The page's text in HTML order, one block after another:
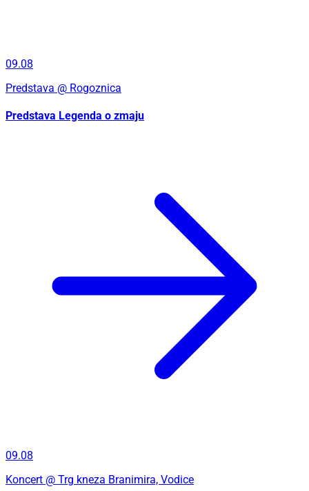
09.08
Predstava @ Rogoznica
Predstava Legenda o zmaju
09.08
Koncert @ Trg kneza Branimira, Vodice